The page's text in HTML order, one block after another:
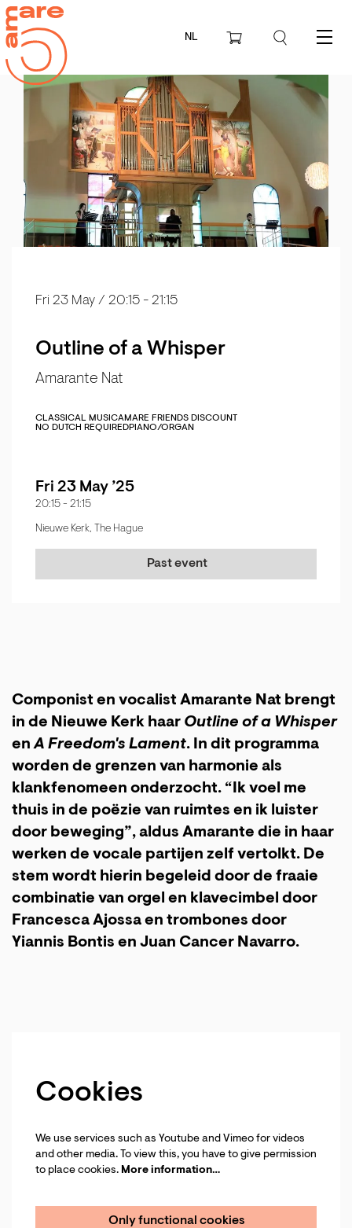
NL Menu
Outline of a Whisper
Amarante Nat
Fri 23 May / 20:15 - 21:15
CLASSICAL MUSICAMARE FRIENDS DISCOUNT
NO DUTCH REQUIREDPIANO/ORGAN
Fri 23 May ’25
20:15 - 21:15
Nieuwe Kerk, The Hague
Past event
Componist en vocalist Amarante Nat brengt
in de Nieuwe Kerk haar Outline of a Whisper
enA Freedom's Lament. In dit programma
worden de grenzen van harmonie als
klankfenomeen onderzocht. “Ik voel me
thuis in de poëzie van ruimtes en ik luister
door beweging”, aldus Amarante die in haar
werken de vocale partijen zelf vertolkt. De
stem wordt hierin begeleid door de fraaie
combinatie van orgel en klavecimbel door
Francesca Ajossa en trombones door
Yiannis Bontis en Juan Cancer Navarro.
Cookies
We use services such as Youtube and Vimeo for videos
and other media. To view this, you have to give permission
to place cookies. More information…
Only functional cookies